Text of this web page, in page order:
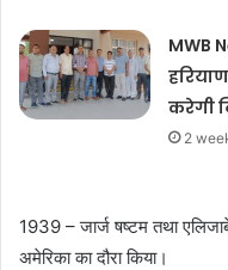
MWB
करेगी
2
1939 – जार्ज षष्टम तथा
अमेरिका का दौरा किया।